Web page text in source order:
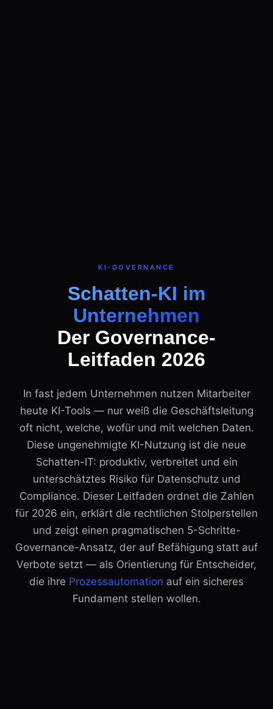
KI-GOVERNANCE
Schatten-KI im
Unternehmen
Der Governance-
Leitfaden 2026
In fast jedem Unternehmen nutzen Mitarbeiter
heute KI-Tools — nur weiß die Geschäftsleitung
oft nicht, welche, wofür und mit welchen Daten.
Diese ungenehmigte KI-Nutzung ist die neue
Schatten-IT: produktiv, verbreitet und ein
unterschätztes Risiko für Datenschutz und
Compliance. Dieser Leitfaden ordnet die Zahlen
für 2026 ein, erklärt die rechtlichen Stolperstellen
und zeigt einen pragmatischen 5-Schritte-
Governance-Ansatz, der auf Befähigung statt auf
Verbote setzt — als Orientierung für Entscheider,
die ihre Prozessautomation auf ein sicheres
Fundament stellen wollen.